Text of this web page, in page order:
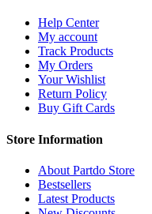
Help Center
My account
Track Products
My Orders
Your Wishlist
Return Policy
Buy Gift Cards
Store Information
About Partdo Store
Bestsellers
Latest Products